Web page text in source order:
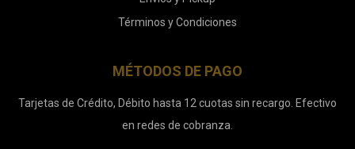
Términos y Condiciones
MÉTODOS DE PAGO
Tarjetas de Crédito, Débito hasta 12 cuotas sin recargo. Efectivo
en redes de cobranza.